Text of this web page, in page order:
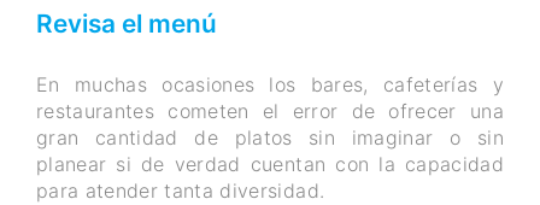
Revisa el menú
En muchas ocasiones los bares, cafeterías y
restaurantes cometen el error de ofrecer una
gran cantidad de platos sin imaginar o sin
planear si de verdad cuentan con la capacidad
para atender tanta diversidad.